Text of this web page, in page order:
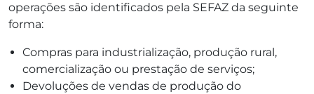
operações são identificados pela SEFAZ da seguinte
forma:
Compras para industrialização, produção rural,
comercialização ou prestação de serviços;
Devoluções de vendas de produção do